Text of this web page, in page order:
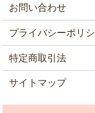
お問い合わせ
プライバシーポリ
特定商取引法
サイトマップ